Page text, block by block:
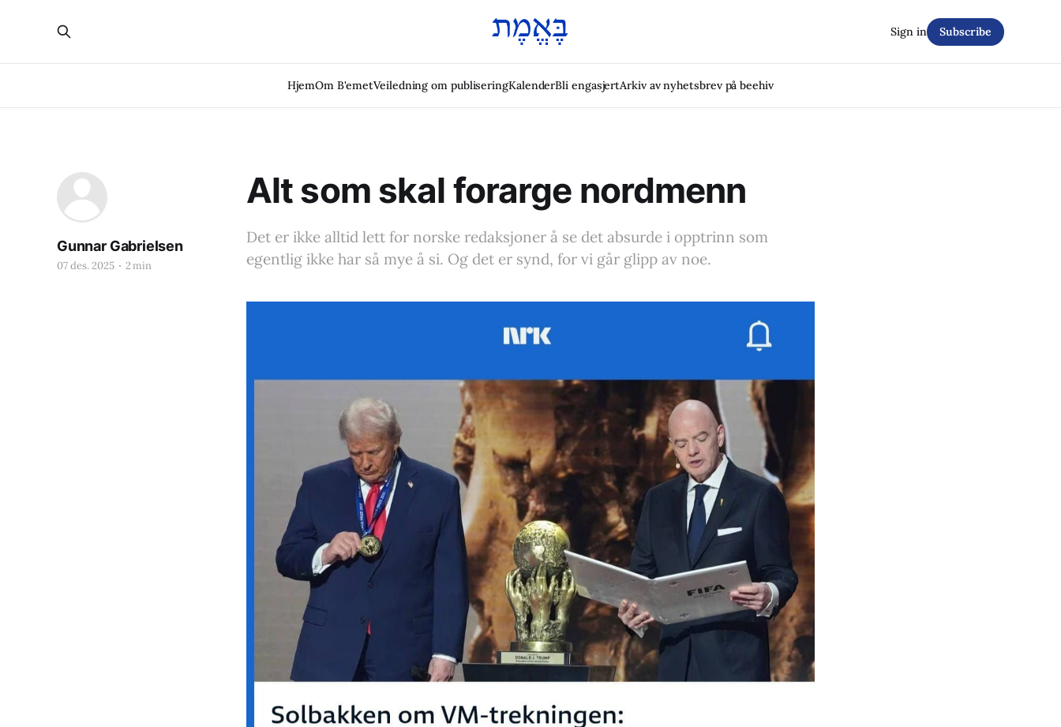
HjemOm B'emetVeiledning om publiseringKalenderBli engasjertArkiv av nyhetsbrev på beehiv
Sign in Subscribe
Alt som skal forarge nordmenn
Det er ikke alltid lett for norske redaksjoner å se det absurde i opptrinn som
egentlig ikke har så mye å si. Og det er synd, for vi går glipp av noe.
Gunnar Gabrielsen
07 des. 2025 2 min